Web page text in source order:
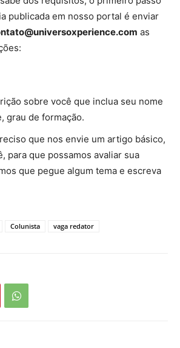
publicada em nosso portal é enviar
as
sobre você que inclua seu nome
grau de formação.
que nos envie um artigo básico,
para que possamos avaliar sua
que pegue algum tema e escreva
Colunista vaga redator